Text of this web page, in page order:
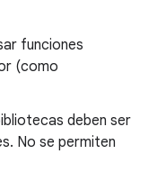
funciones
(como
deben ser
No se permiten